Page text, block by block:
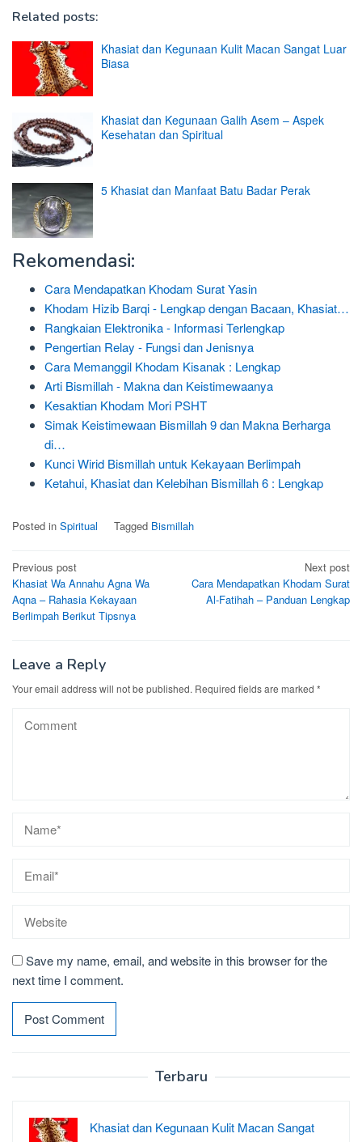
Related posts:
Khasiat dan Kegunaan Kulit Macan Sangat Luar
Biasa
Khasiat dan Kegunaan Galih Asem – Aspek
Kesehatan dan Spiritual
5 Khasiat dan Manfaat Batu Badar Perak
Rekomendasi:
Cara Mendapatkan Khodam Surat Yasin
Khodam Hizib Barqi - Lengkap dengan Bacaan, Khasiat…
Rangkaian Elektronika - Informasi Terlengkap
Pengertian Relay - Fungsi dan Jenisnya
Cara Memanggil Khodam Kisanak : Lengkap
Arti Bismillah - Makna dan Keistimewaanya
Kesaktian Khodam Mori PSHT
Simak Keistimewaan Bismillah 9 dan Makna Berharga
di…
Kunci Wirid Bismillah untuk Kekayaan Berlimpah
Ketahui, Khasiat dan Kelebihan Bismillah 6 : Lengkap
Posted in Spiritual Tagged Bismillah
Post
navigation
Previous post
Khasiat Wa Annahu Agna Wa
Aqna – Rahasia Kekayaan
Berlimpah Berikut Tipsnya
Next post
Cara Mendapatkan Khodam Surat
Al-Fatihah – Panduan Lengkap
Leave a Reply
Your email address will not be published. Required fields are marked *
Save my name, email, and website in this browser for the
next time I comment.
Terbaru
Khasiat dan Kegunaan Kulit Macan Sangat